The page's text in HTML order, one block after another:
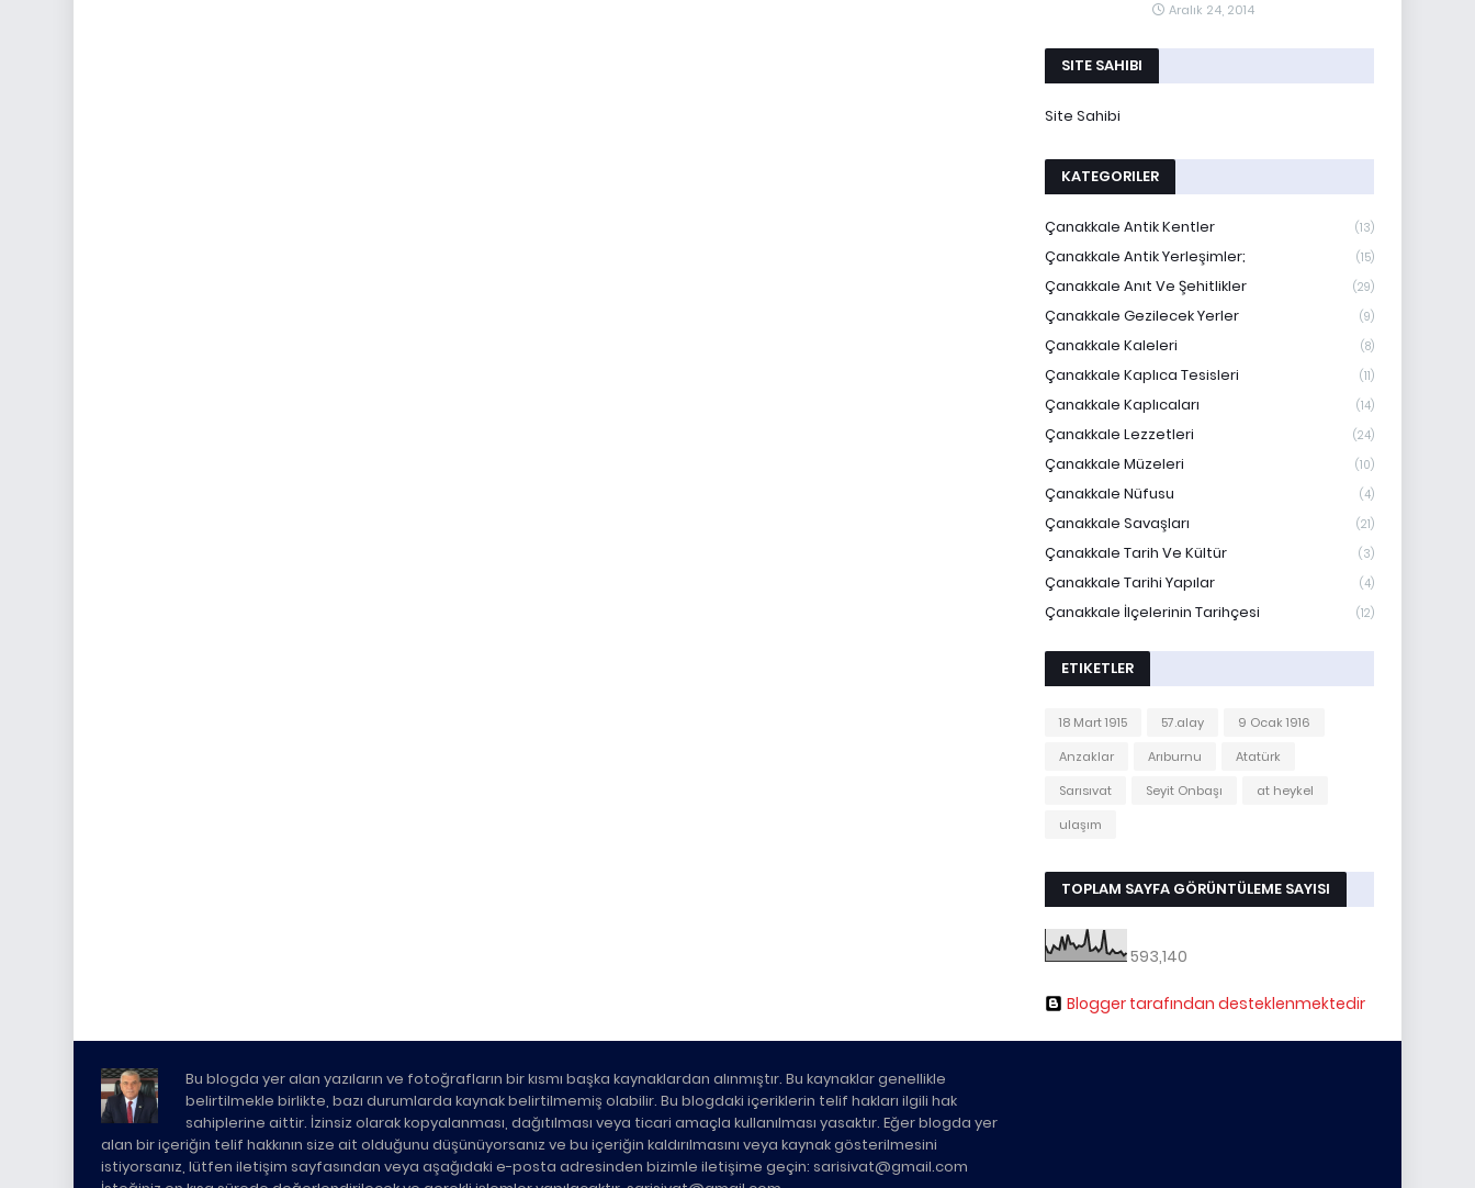
Aralık 24, 2014
SITE SAHIBI
Site Sahibi
KATEGORILER
Çanakkale Antik Kentler (13)
Çanakkale Antik Yerleşimler; (15)
Çanakkale Anıt Ve Şehitlikler (29)
Çanakkale Gezilecek Yerler (9)
Çanakkale Kaleleri (8)
Çanakkale Kaplıca Tesisleri (11)
Çanakkale Kaplıcaları (14)
Çanakkale Lezzetleri (24)
Çanakkale Müzeleri (10)
Çanakkale Nüfusu (4)
Çanakkale Savaşları (21)
Çanakkale Tarih Ve Kültür (3)
Çanakkale Tarihi Yapılar (4)
Çanakkale İlçelerinin Tarihçesi (12)
ETIKETLER
18 Mart 1915 57.alay
9 Ocak 1916
Anzaklar
Arıburnu
Atatürk
Sarısıvat
Seyit Onbaşı
at heykel
ulaşım
TOPLAM SAYFA GÖRÜNTÜLEME SAYISI
593,140
Blogger tarafından desteklenmektedir
Bu blogda yer alan yazıların ve fotoğrafların bir kısmı başka kaynaklardan alınmıştır. Bu kaynaklar genellikle
belirtilmekle birlikte, bazı durumlarda kaynak belirtilmemiş olabilir. Bu blogdaki içeriklerin telif hakları ilgili hak
sahiplerine aittir. İzinsiz olarak kopyalanması, dağıtılması veya ticari amaçla kullanılması yasaktır. Eğer blogda yer
alan bir içeriğin telif hakkının size ait olduğunu düşünüyorsanız ve bu içeriğin kaldırılmasını veya kaynak gösterilmesini
istiyorsanız, lütfen iletişim sayfasından veya aşağıdaki e-posta adresinden bizimle iletişime geçin: sarisivat@gmail.com